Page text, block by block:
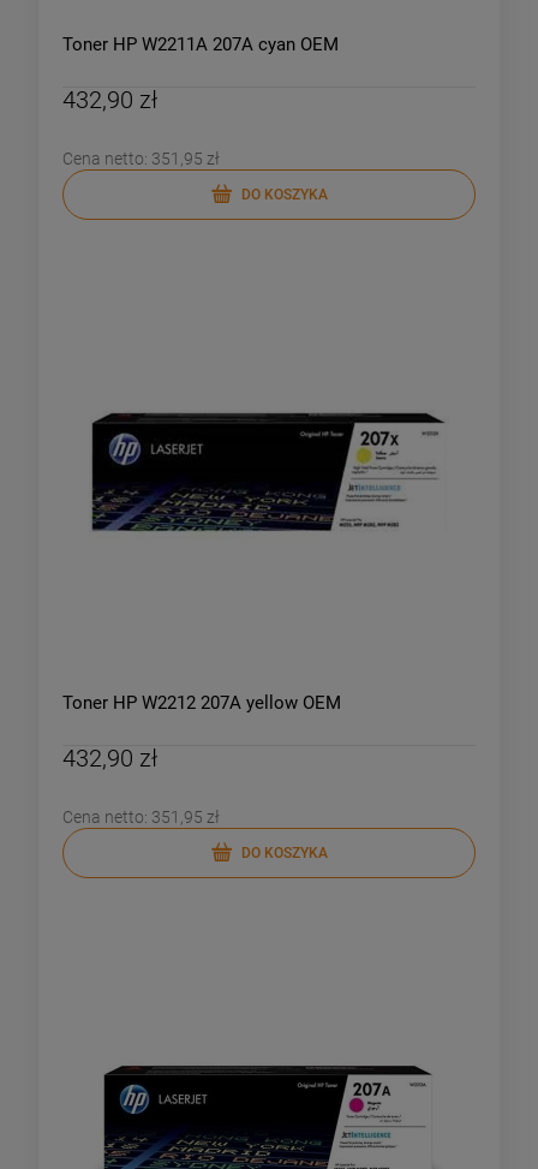
Toner HP W2211A 207A cyan OEM
432,90 zł
Cena netto: 351,95 zł
DO KOSZYKA
Toner HP W2212 207A yellow OEM
432,90 zł
Cena netto: 351,95 zł
DO KOSZYKA